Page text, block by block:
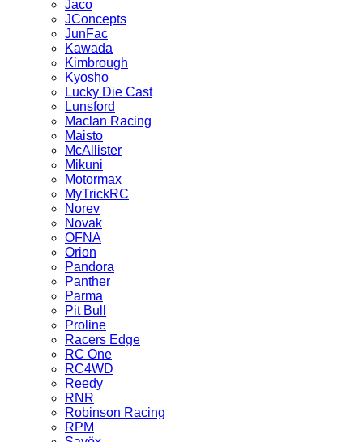
Jaco
JConcepts
JunFac
Kawada
Kimbrough
Kyosho
Lucky Die Cast
Lunsford
Maclan Racing
Maisto
McAllister
Mikuni
Motormax
MyTrickRC
Norev
Novak
OFNA
Orion
Pandora
Panther
Parma
Pit Bull
Proline
Racers Edge
RC One
RC4WD
Reedy
RNR
Robinson Racing
RPM